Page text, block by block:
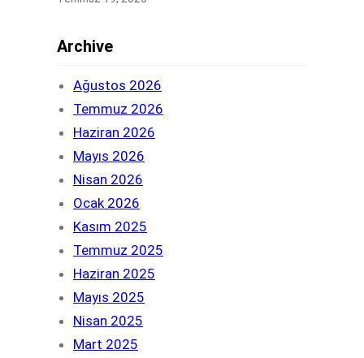
Archive
Ağustos 2026
Temmuz 2026
Haziran 2026
Mayıs 2026
Nisan 2026
Ocak 2026
Kasım 2025
Temmuz 2025
Haziran 2025
Mayıs 2025
Nisan 2025
Mart 2025